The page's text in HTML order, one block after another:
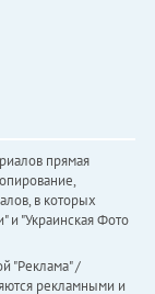
прямая
в которых
и "Украинская Фото
"Реклама" /
рекламными и